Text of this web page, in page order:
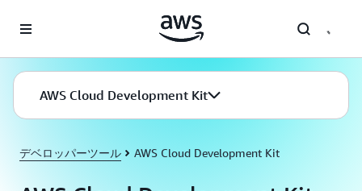
AWS Cloud Development Kit
デベロッパーツール AWS Cloud Development Kit